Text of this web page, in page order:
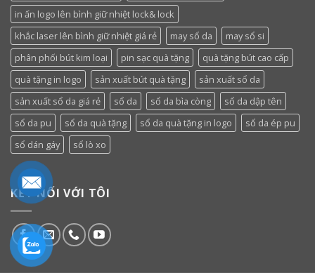
in ấn logo lên bình giữ nhiệt lock& lock
khắc laser lên bình giữ nhiệt giá rẻ
may sổ da
may sổ si
phân phối bút kim loại
pin sạc quà tặng
quà tặng bút cao cấp
quà tặng in logo
sản xuất bút quà tặng
sản xuất sổ da
sản xuất sổ da giá rẻ
sổ da sổ da bìa còng
sổ da dập tên
sổ da pu
sổ da quà tặng sổ da quà tặng in logo
sổ da ép pu
sổ dán gáy
sổ lò xo
KẾT NỐI VỚI TÔI